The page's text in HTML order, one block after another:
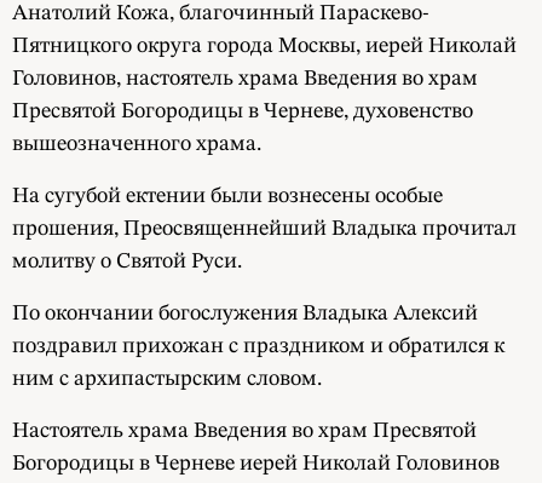
Анатолий Кожа, благочинный Параскево-
Пятницкого округа города Москвы, иерей Николай
Головинов, настоятель храма Введения во храм
Пресвятой Богородицы в Черневе, духовенство
вышеозначенного храма.
На сугубой ектении были вознесены особые
прошения, Преосвященнейший Владыка прочитал
молитву о Святой Руси.
По окончании богослужения Владыка Алексий
поздравил прихожан с праздником и обратился к
ним с архипастырским словом.
Настоятель храма Введения во храм Пресвятой
Богородицы в Черневе иерей Николай Головинов